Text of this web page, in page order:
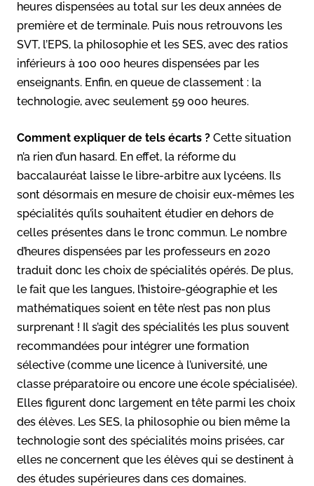
heures dispensées au total sur les deux années de
première et de terminale. Puis nous retrouvons les
SVT, l’EPS, la philosophie et les SES, avec des ratios
inférieurs à 100 000 heures dispensées par les
enseignants. Enfin, en queue de classement : la
technologie, avec seulement 59 000 heures.
Comment expliquer de tels écarts ? Cette situation
n’a rien d’un hasard. En effet, la réforme du
baccalauréat laisse le libre-arbitre aux lycéens. Ils
sont désormais en mesure de choisir eux-mêmes les
spécialités qu’ils souhaitent étudier en dehors de
celles présentes dans le tronc commun. Le nombre
d’heures dispensées par les professeurs en 2020
traduit donc les choix de spécialités opérés. De plus,
le fait que les langues, l’histoire-géographie et les
mathématiques soient en tête n’est pas non plus
surprenant ! Il s’agit des spécialités les plus souvent
recommandées pour intégrer une formation
sélective (comme une licence à l’université, une
classe préparatoire ou encore une école spécialisée).
Elles figurent donc largement en tête parmi les choix
des élèves. Les SES, la philosophie ou bien même la
technologie sont des spécialités moins prisées, car
elles ne concernent que les élèves qui se destinent à
des études supérieures dans ces domaines.